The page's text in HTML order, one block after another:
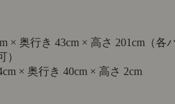
× 奥行き 43cm × 高さ 201cm（各
）
× 奥行き 40cm × 高さ 2cm